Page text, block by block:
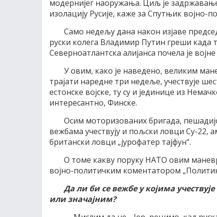
модернијег наоружања. Циљ је
изолацију Русије, каже за Спутњик војно-
Само недељу дана након изјаве
руски колега Владимир Путин греши када
Северноатлантска алијанса почела је
У овим, како је наведено, великим
трајати наредне три недеље, учествује
естонске војске, ту су и јединице из
интересантно, Финске.
Осим моторизованих бригада,
вежбама учествују и пољски ловци Су-
британски ловци „јурофатер тајфун“.
О томе какву поруку НАТО овим
војно-политичким коментатором
Да ли би се вежбе у којима
или значајним?